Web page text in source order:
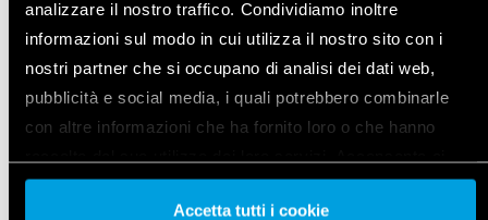
analizzare il nostro traffico. Condividiamo inoltre
informazioni sul modo in cui utilizza il nostro sito con i
nostri partner che si occupano di analisi dei dati web,
pubblicità e social media, i quali potrebbero combinarle
con altre informazioni che ha fornito loro o che hanno
nostri cookie se continua ad utilizzare il nostro sito web.
Accetta tutti i cookie
bemenettel
RÉSZLETEK